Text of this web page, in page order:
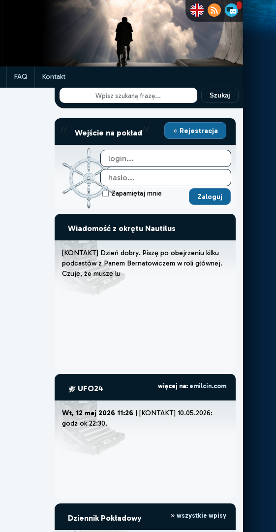
FAQ Kontakt
Szukaj
// Wejście na pokład// Rejestracja
Zapamiętaj mnie
Wiadomość z okrętu Nautilus
[KONTAKT] Dzień dobry. Piszę po obejrzeniu kilku
podcastów z Panem Bernatowiczem w roli głównej.
Czuję, że muszę lub
UFO24 więcej na: emilcin.com
Wt, 12 maj 2026 11:26 | [KONTAKT] 10.05.2026:
godz ok 22:30. Poszliśmy obs
Dziennik Pokładowy wszystkie wpisy